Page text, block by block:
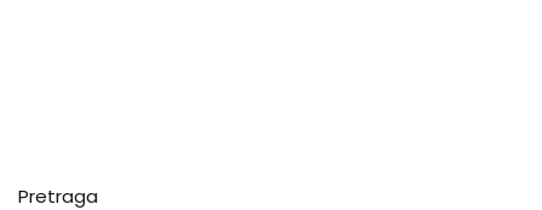
Pretraga